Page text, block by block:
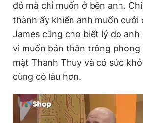
đó mà chỉ muốn ở bên anh.
thành ấy khiến anh muốn cưới
James cũng cho biết lý do anh
vì muốn bản thân trông
mặt Thanh Thuy và có sức
cùng cô lâu hơn.